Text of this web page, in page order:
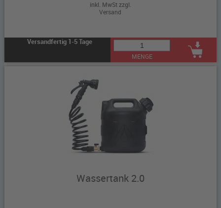
inkl. MwSt zzgl.
Versand
Versandfertig 1-5 Tage
MENGE
Wassertank 2.0